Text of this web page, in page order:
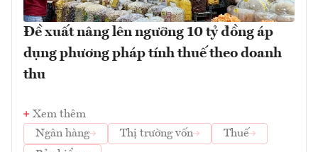
Đề xuất nâng lên ngưỡng 10 tỷ đồng áp
dụng phương pháp tính thuế theo doanh
thu
Xem thêm
Ngân hàng
Thị trường vốn
Thuế